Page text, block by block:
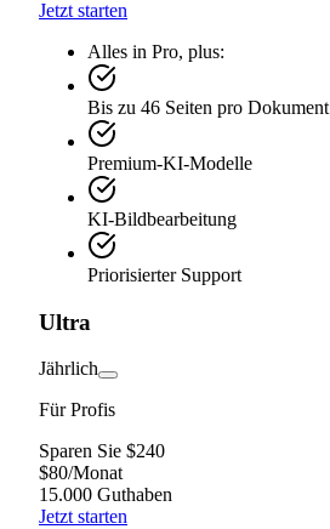
Jetzt starten
Alles in Pro, plus:
Bis zu 46 Seiten pro Dokument
Premium-KI-Modelle
KI-Bildbearbeitung
Priorisierter Support
Ultra
Jährlich
Für Profis
Sparen Sie $240
$80/Monat
15.000 Guthaben
Jetzt starten